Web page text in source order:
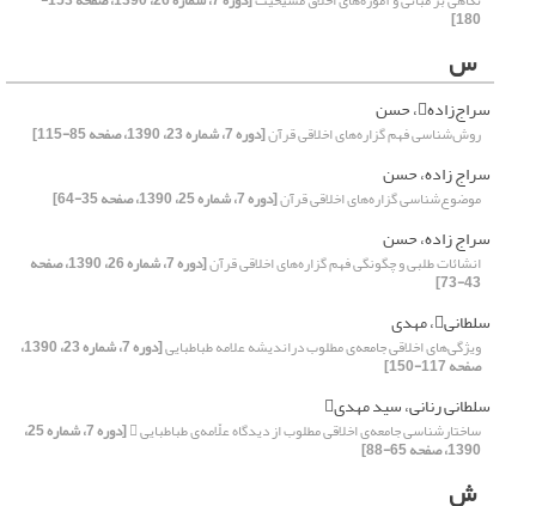
180]
س
سراج‌زاده، حسن
روش‌شناسی فهم گزاره‌های اخلاقی قرآن[دوره 7، شماره 23، 1390، صفحه 85-115]
سراج زاده، حسن
موضوع‌شناسی گزاره‌های اخلاقی قرآن[دوره 7، شماره 25، 1390، صفحه 35-64]
سراج زاده، حسن
انشائات طلبی و چگونگی فهم گزاره‌های اخلاقی قرآن [دوره 7، شماره 26، 1390، صفحه
43-73]
سلطانی، مهدی
ویژگی‌های اخلاقی جامعه‌ی مطلوب دراندیشه علامه طباطبایی [دوره 7، شماره 23، 1390،
صفحه 117-150]
سلطانی رنانی، سید مهدی
ساختار‌‌شناسی جامعه‌ی اخلاقی مطلوب از دیدگاه علّامه‌ی طباطبایی  [دوره 7، شماره 25،
1390، صفحه 65-88]
ش